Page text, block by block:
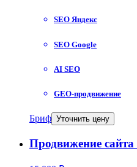
SEO Яндекс
SEO Google
AI SEO
GEO-продвижение
Бриф Уточнить цену
Продвижение